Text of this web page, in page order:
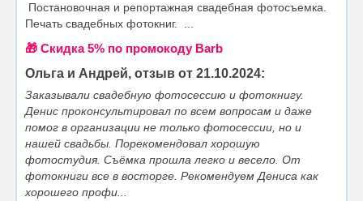
Постановочная и репортажная свадебная фотосъемка.
Печать свадебных фотокниг. ...
🎁 Cкидка 5% по промокоду Barb
Ольга и Андрей, отзыв от 21.10.2024:
Заказывали свадебную фотосессию и фотокнигу.
Денис проконсультировал по всем вопросам и даже
помог в организации не только фотосессии, но и
нашей свадьбы. Порекомендовал хорошую
фотостудия. Съёмка прошла легко и весело. От
фотокниги все в восторге. Рекомендуем Дениса как
хорошего профи...